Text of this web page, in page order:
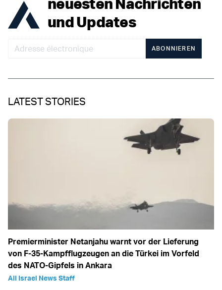
und Updates
ABONNIEREN
LATEST STORIES
Premierminister Netanjahu warnt vor der Lieferung
von F-35-Kampfflugzeugen an die Türkei im Vorfeld
des NATO-Gipfels in Ankara
All Israel News Staff